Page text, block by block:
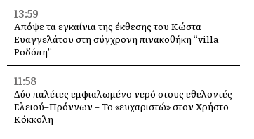
13:59
Απόψε τα εγκαίνια της έκθεσης του Κώστα
Ευαγγελάτου στη σύγχρονη πινακοθήκη “villa
Ροδόπη”
11:58
Δύο παλέτες εμφιαλωμένο νερό στους εθελοντές
Ελειού–Πρόννων – Το «ευχαριστώ» στον Χρήστο
Κόκκολη